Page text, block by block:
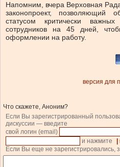
Напомним, вчера Верховная
законопроект, позволяющий
статусом критически
сотрудников на 45 дней,
оформлении на работу.
версия для
Что скажете, Аноним?
Если Вы зарегистрированный
дискуссии — введите
свой логин (email)
и нажмите
Если Вы еще не зарегистрировались,